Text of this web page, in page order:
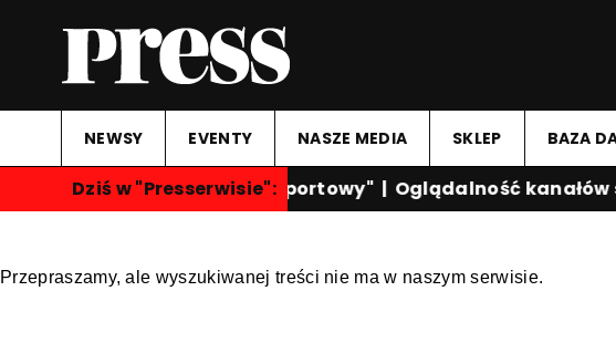
NEWSY EVENTY NASZE MEDIA SKLEP BAZA
Dziś w "Presserwisie":
"Przegląd Sportowy" Oglądalność
Przepraszamy, ale wyszukiwanej treści nie ma w naszym serwisie.